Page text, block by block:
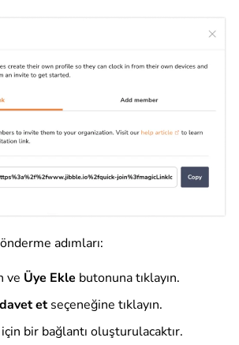
adımları:
ve Üye Ekle butonuna tıklayın.
etseçeneğine tıklayın.
bir bağlantı oluşturulacaktır.